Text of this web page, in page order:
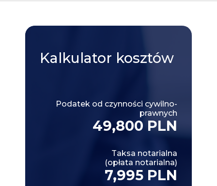
Kalkulator kosztów
Podatek od czynności cywilno-
prawnych
49,800 PLN
Taksa notarialna
(opłata notarialna)
7,995 PLN